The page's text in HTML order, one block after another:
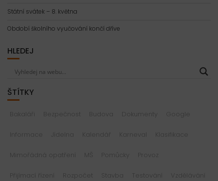
Státní svátek – 8. května
Období školního vyučování končí dříve
HLEDEJ
ŠTÍTKY
Bakaláři Bezpečnost Budova Dokumenty Google
Informace Jídelna Kalendář Karneval Klasifikace
Mimořádná opatření MŠ Pomůcky Provoz
Přijímací řízení Rozpočet Stavba Testování Vzdělávání